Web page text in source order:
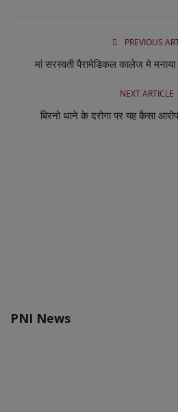
PREVIOUS
मां सरस्वती पैरामेडिकल कालेज मे मनाया
NEXT ARTICLE
बिरनो थाने के दरोगा पर यह कैसा
PNI News